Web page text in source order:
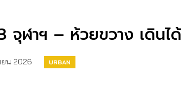
จุฬาฯ – ห้วยขวาง เดิน
น 2026
URBAN